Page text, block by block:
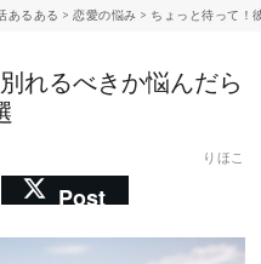
あるある > 恋愛の悩み > ちょっと待って！
れるべきか悩んだら
りほこ
Post